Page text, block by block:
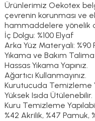
Ürünlerimiz Oekotex
çevrenin korunması ve
hammaddelere yönelik
İç Dolgu: %100 Elyaf
Arka Yüz Materyali: %90
Yıkama ve Bakım
Hassas Yıkama Yapınız.
Ağartıcı Kullanmayınız.
Kurutucuda Temizleme
Yüksek Isıda Ütülenebilir.
Kuru Temizleme
%42 Akrilik, %47 Pamuk,